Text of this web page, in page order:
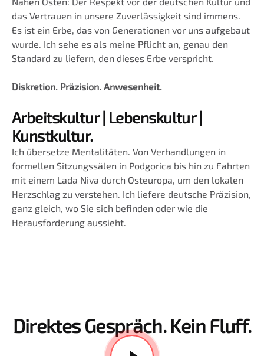
das Vertrauen in unsere Zuverlässigkeit sind immens.
Es ist ein Erbe, das von Generationen vor uns aufgebaut
wurde. Ich sehe es als meine Pflicht an, genau den
Standard zu liefern, den dieses Erbe verspricht.
Diskretion. Präzision. Anwesenheit.
Arbeitskultur | Lebenskultur |
Kunstkultur.
Ich übersetze Mentalitäten. Von Verhandlungen in
formellen Sitzungssälen in Podgorica bis hin zu Fahrten
mit einem Lada Niva durch Osteuropa, um den lokalen
Herzschlag zu verstehen. Ich liefere deutsche Präzision,
ganz gleich, wo Sie sich befinden oder wie die
Herausforderung aussieht.
Direktes Gespräch. Kein Fluff.